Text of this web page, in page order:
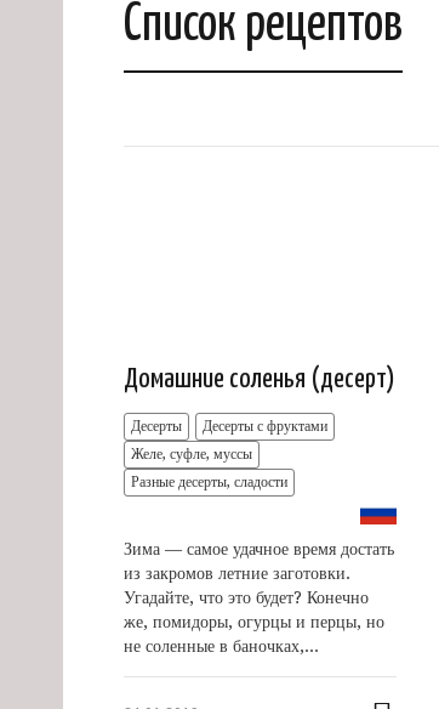
Список рецептов
Домашние соленья (десерт)
Десерты
Десерты с фруктами
Желе, суфле, муссы
Разные десерты, сладости
Зима — самое удачное время достать
из закромов летние заготовки.
Угадайте, что это будет? Конечно
же, помидоры, огурцы и перцы, но
не соленные в баночках,...